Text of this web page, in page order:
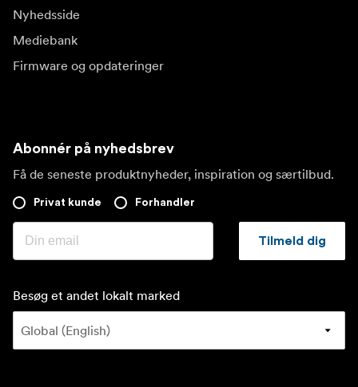
Nyhedsside
Mediebank
Firmware og opdateringer
Abonnér på nyhedsbrev
Få de seneste produktnyheder, inspiration og særtilbud.
Privat kunde Forhandler
Tilmeld dig
Besøg et andet lokalt marked